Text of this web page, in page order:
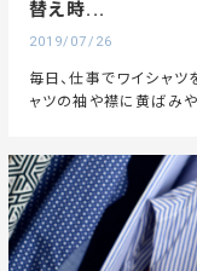
替え時...
2019/07/26
毎日、仕事でワイシャツ
ャツの袖や襟に黄ばみ